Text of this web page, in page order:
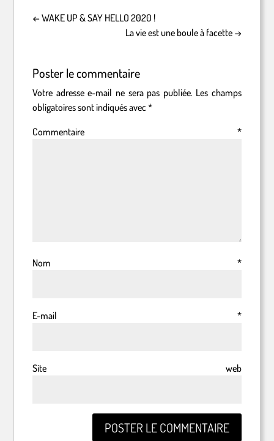
← WAKE UP & SAY HELLO 2020 !
La vie est une boule à facette →
Poster le commentaire
Votre adresse e-mail ne sera pas publiée. Les champs
obligatoires sont indiqués avec*
Commentaire *
Nom *
E-mail *
Site web